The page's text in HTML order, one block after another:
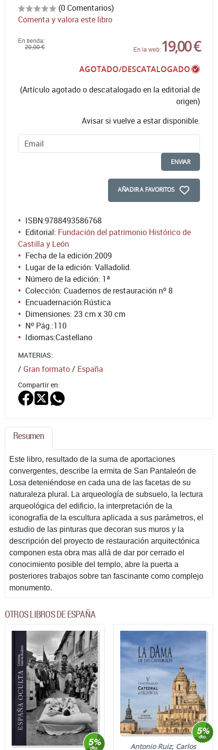
(0 Comentarios)
Comenta y valora este libro
En tienda:
20,00 €
En la web:19,00 €
AGOTADO/DESCATALOGADO
(Artículo agotado o descatalogado en la editorial de
origen)
Avisar si vuelve a estar disponible.
ENVIAR
AÑADIR A FAVORITOS
ISBN:9788493586768
Editorial: Fundación del patrimonio Histórico de
Castilla y León
Fecha de la edición:2009
Lugar de la edición: Valladolid.
Número de la edición: 1ª
Colección: Cuadernos de restauración nº 8
Encuadernación:Rústica
Dimensiones: 23 cm x 30 cm
Nº Pág.:110
Idiomas:Castellano
MATERIAS:
/ Gran formato/ España
Compartir en:
Resumen
Este libro, resultado de la suma de aportaciones
convergentes, describe la ermita de San Pantaleón de
Losa deteniéndose en cada una de las facetas de su
naturaleza plural. La arqueología de subsuelo, la lectura
arqueológica del edificio, la interpretación de la
iconografía de la escultura aplicada a sus parámetros, el
estudio de las pinturas que decoran sus muros y la
descripción del proyecto de restauración arquitectónica
componen esta obra mas allá de dar por cerrado el
conocimiento posible del templo, abre la puerta a
posteriores trabajos sobre tan fascinante como complejo
monumento.
OTROS LIBROS DE ESPAÑA
Antonio Ruiz; Carlos